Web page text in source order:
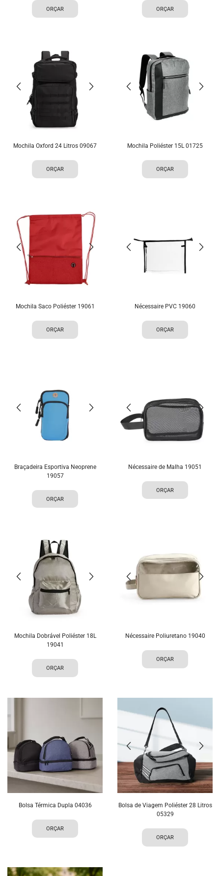
ORÇAR ORÇAR
Mochila Oxford 24 Litros 09067
ORÇAR
Mochila Poliéster 15L 01725
ORÇAR
Mochila Saco Poliéster 19061
ORÇAR
Nécessaire PVC 19060
ORÇAR
Braçadeira Esportiva Neoprene
19057
ORÇAR
Nécessaire de Malha 19051
ORÇAR
Mochila Dobrável Poliéster 18L
19041
ORÇAR
Nécessaire Poliuretano 19040
ORÇAR
Bolsa Térmica Dupla 04036
ORÇAR
Bolsa de Viagem Poliéster 28 Litros
05329
ORÇAR